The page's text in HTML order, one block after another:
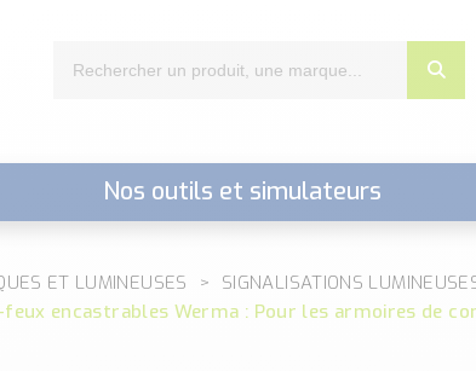
Nos outils et simulateurs
ET LUMINEUSES
SIGNALISATIONS
encastrables Werma : Pour les armoires de